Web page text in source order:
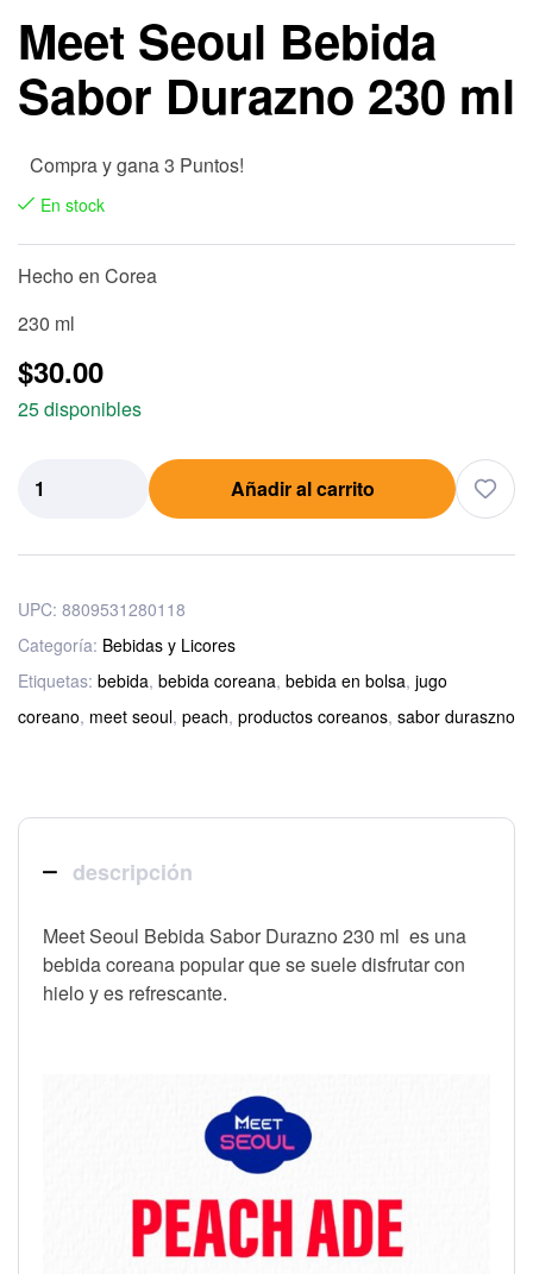
Meet Seoul Bebida
Sabor Durazno 230 ml
Compra y gana 3 Puntos!
En stock
Hecho en Corea
230 ml
$30.00
25 disponibles
Añadir al carrito
UPC: 8809531280118
Categoría: Bebidas y Licores
Etiquetas: bebida, bebida coreana, bebida en bolsa, jugo
coreano, meet seoul, peach, productos coreanos, sabor duraszno
descripción
Meet Seoul Bebida Sabor Durazno 230 ml es una
bebida coreana popular que se suele disfrutar con
hielo y es refrescante.